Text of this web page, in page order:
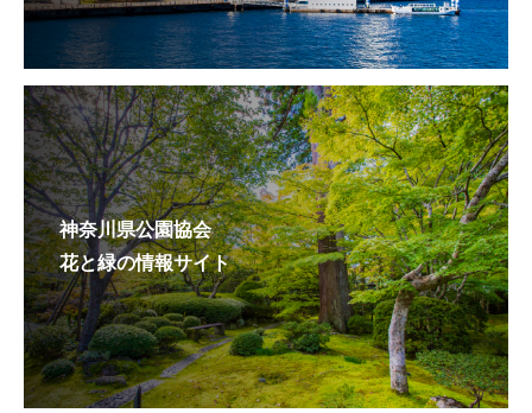
神奈川県公園協会
花と緑の情報サイト